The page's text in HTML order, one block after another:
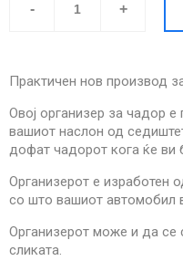
-
чадори
+
Практичен нов производ
Овој организер за чадор
вашиот наслон од
дофат чадорот кога ќе ви
Организерот е изработен
со што вашиот автомобил
Организерот може и да
сликата.